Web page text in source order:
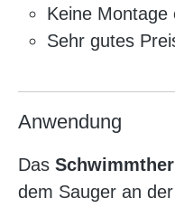
Keine Montage
Sehr gutes
Anwendung
Das
dem Sauger an